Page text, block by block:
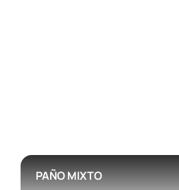
PAÑO MIXTO